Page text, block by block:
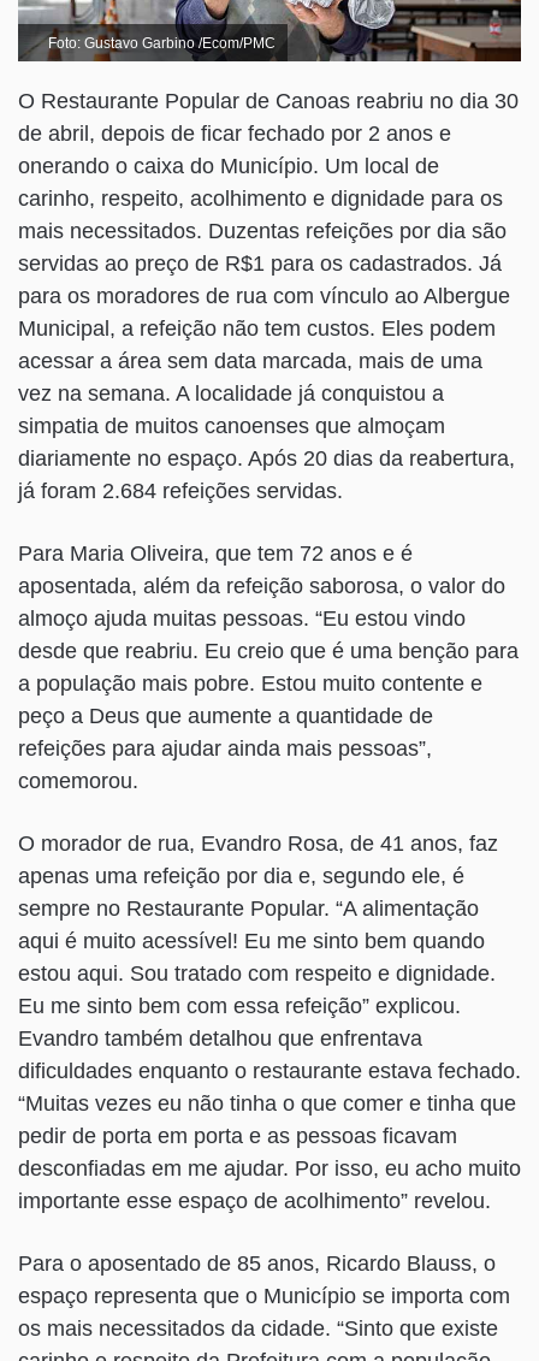
Foto: Gustavo Garbino /Ecom/PMC
O Restaurante Popular de Canoas reabriu no dia 30
de abril, depois de ficar fechado por 2 anos e
onerando o caixa do Município. Um local de
carinho, respeito, acolhimento e dignidade para os
mais necessitados. Duzentas refeições por dia são
servidas ao preço de R$1 para os cadastrados. Já
para os moradores de rua com vínculo ao Albergue
Municipal, a refeição não tem custos. Eles podem
acessar a área sem data marcada, mais de uma
vez na semana. A localidade já conquistou a
simpatia de muitos canoenses que almoçam
diariamente no espaço. Após 20 dias da reabertura,
já foram 2.684 refeições servidas.
Para Maria Oliveira, que tem 72 anos e é
aposentada, além da refeição saborosa, o valor do
almoço ajuda muitas pessoas. “Eu estou vindo
desde que reabriu. Eu creio que é uma benção para
a população mais pobre. Estou muito contente e
peço a Deus que aumente a quantidade de
refeições para ajudar ainda mais pessoas”,
comemorou.
O morador de rua, Evandro Rosa, de 41 anos, faz
apenas uma refeição por dia e, segundo ele, é
sempre no Restaurante Popular. “A alimentação
aqui é muito acessível! Eu me sinto bem quando
estou aqui. Sou tratado com respeito e dignidade.
Eu me sinto bem com essa refeição” explicou.
Evandro também detalhou que enfrentava
dificuldades enquanto o restaurante estava fechado.
“Muitas vezes eu não tinha o que comer e tinha que
pedir de porta em porta e as pessoas ficavam
desconfiadas em me ajudar. Por isso, eu acho muito
importante esse espaço de acolhimento” revelou.
Para o aposentado de 85 anos, Ricardo Blauss, o
espaço representa que o Município se importa com
os mais necessitados da cidade. “Sinto que existe